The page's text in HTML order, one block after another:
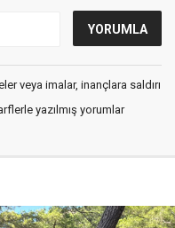
veya imalar, inançlara saldırı
yazılmış yorumlar